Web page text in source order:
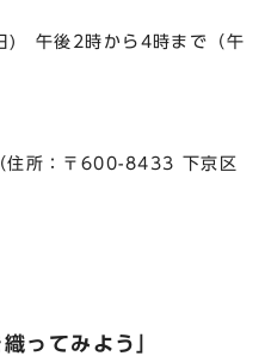
) 午後2時から4時まで（午
住所：〒600-8433 下京区
ってみよう」